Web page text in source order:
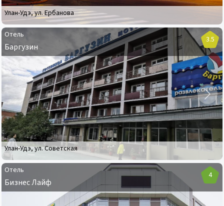
Улан-Удэ,ул. Ербанова
Отель
Баргузин
Отель
Баргузин
Улан-Удэ,ул. Советская
3.5
Отель
Бизнес Лайф
4